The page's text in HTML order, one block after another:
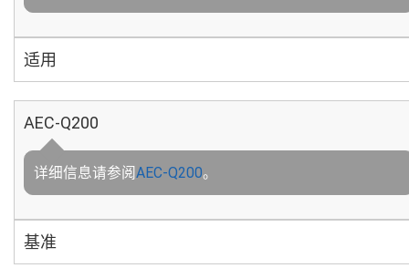
适用
AEC-Q200
详细信息请参阅AEC-Q200。
基准